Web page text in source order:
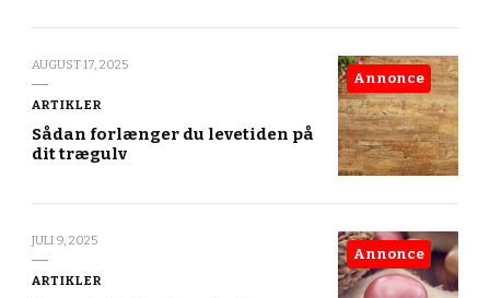
AUGUST 17, 2025
ARTIKLER
Sådan forlænger du levetiden på
dit trægulv
Annonce
JULI 9, 2025
ARTIKLER
Annonce